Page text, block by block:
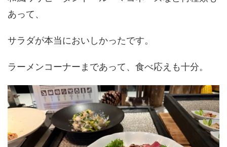
あって、
サラダが本当においしかったです。
ラーメンコーナーまであって、食べ応えも十分。